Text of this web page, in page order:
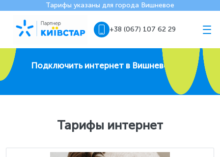
Тарифы указаны для города Вишневое
+38 (067) 107 62 29
Подключить интернет в Вишневом
Тарифы интернет